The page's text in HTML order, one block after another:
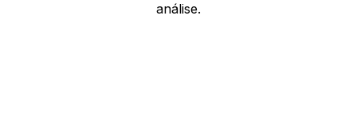
análise.